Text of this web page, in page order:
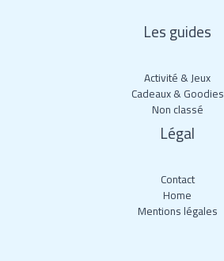
Les guides
Activité & Jeux
Cadeaux & Goodies
Non classé
Légal
Contact
Home
Mentions légales